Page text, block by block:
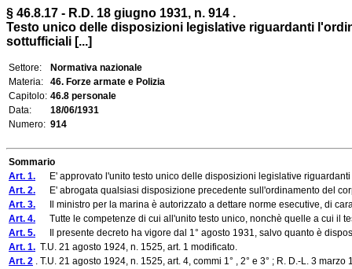
§ 46.8.17 - R.D. 18 giugno 1931, n. 914 .
Testo unico delle disposizioni legislative riguardanti
sottufficiali [...]
Settore:
Normativa nazionale
Materia:
46. Forze armate e Polizia
Capitolo: 46.8 personale
Data:
18/06/1931
Numero: 914
Sommario
Art. 1. E' approvato l'unito testo unico delle disposizioni legislative
Art. 2. E' abrogata qualsiasi disposizione precedente sull'ordinamento del
Art. 3. Il ministro per la marina è autorizzato a dettare norme esecutive, di
Art. 4. Tutte le competenze di cui all'unito testo unico, nonchè quelle a cui il
Art. 5. Il presente decreto ha vigore dal 1° agosto 1931, salvo quanto è
Art. 1. T.U. 21 agosto 1924, n. 1525, art. 1 modificato.
Art. 2 . T.U. 21 agosto 1924, n. 1525, art. 4, commi 1° , 2° e 3° ; R. D.-L. 3